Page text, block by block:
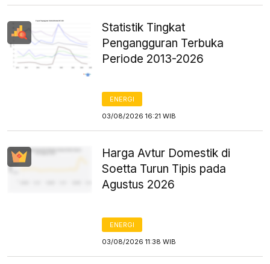
Statistik Tingkat
Pengangguran Terbuka
Periode 2013-2026
ENERGI
03/08/2026 16:21 WIB
Harga Avtur Domestik di
Soetta Turun Tipis pada
Agustus 2026
ENERGI
03/08/2026 11:38 WIB